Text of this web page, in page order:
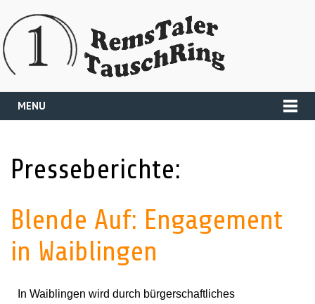
MENU
Presseberichte:
Blende Auf: Engagement
in Waiblingen
In Waiblingen wird durch bürgerschaftliches